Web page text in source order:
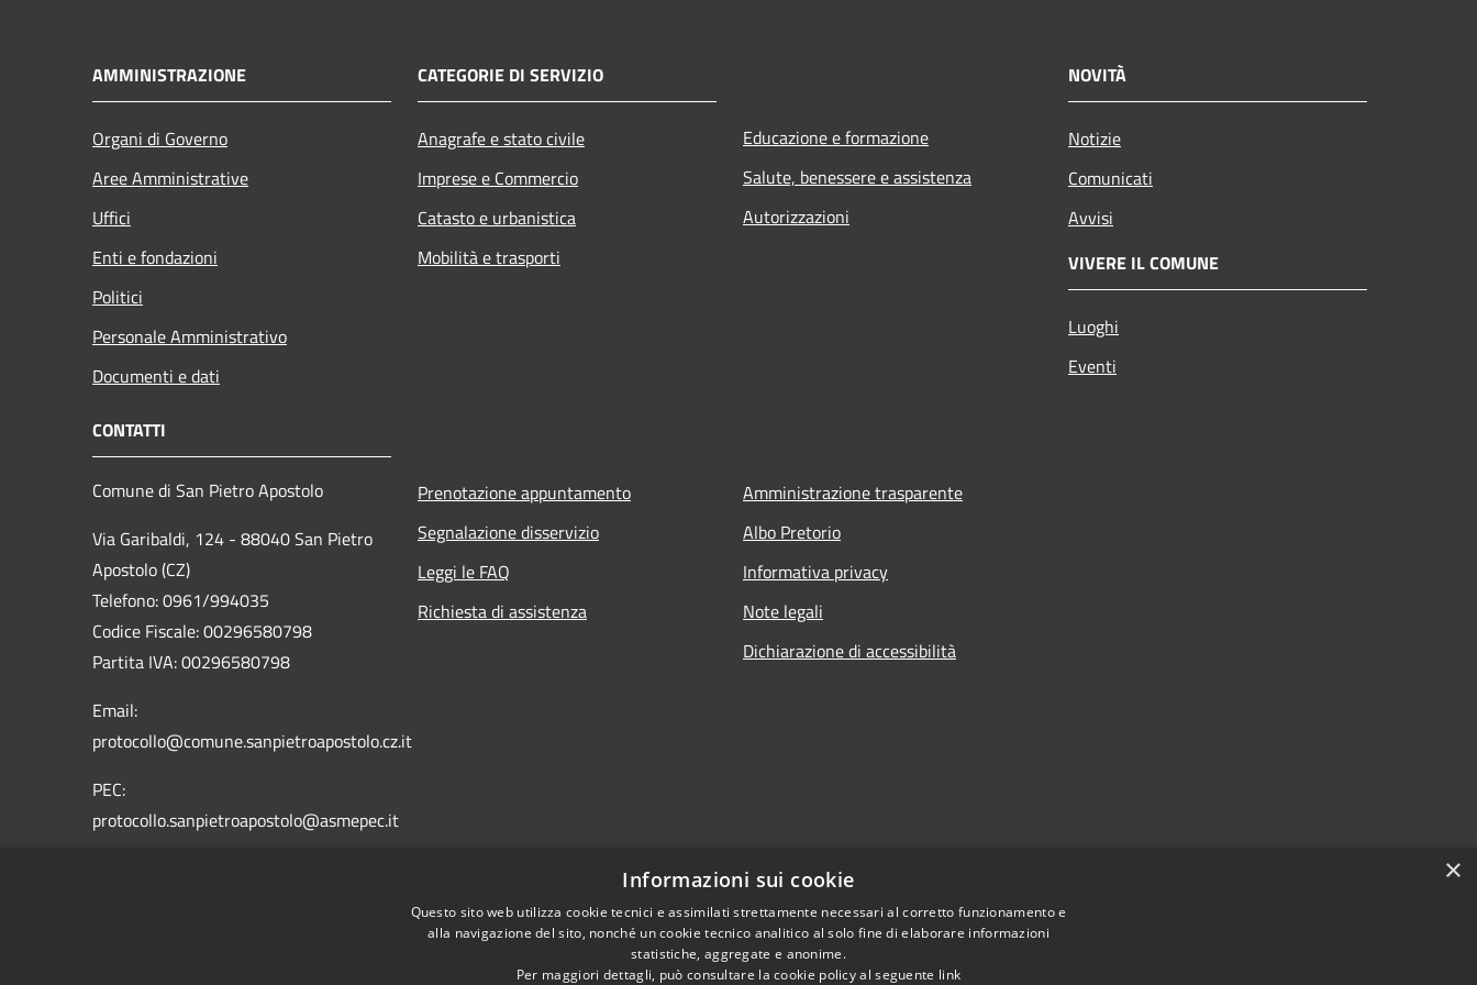
AMMINISTRAZIONE
Organi di Governo
Aree Amministrative
Uffici
Enti e fondazioni
Politici
Personale Amministrativo
Documenti e dati
CATEGORIE DI SERVIZIO
Anagrafe e stato civile
Imprese e Commercio
Catasto e urbanistica
Mobilità e trasporti
Educazione e formazione
Salute, benessere e assistenza
Autorizzazioni
NOVITÀ
Notizie
Comunicati
Avvisi
VIVERE IL COMUNE
Luoghi
Eventi
CONTATTI
Comune di San Pietro Apostolo
Via Garibaldi, 124 - 88040 San Pietro
Apostolo (CZ)
Telefono: 0961/994035
Codice Fiscale: 00296580798
Partita IVA: 00296580798
Email:
protocollo@comune.sanpietroapostolo.cz.it
PEC:
protocollo.sanpietroapostolo@asmepec.it
Prenotazione appuntamento
Segnalazione disservizio
Leggi le FAQ
Richiesta di assistenza
Amministrazione trasparente
Albo Pretorio
Informativa privacy
Note legali
Dichiarazione di accessibilità
×
Informazioni sui cookie
Questo sito web utilizza cookie tecnici e assimilati strettamente necessari al corretto funzionamento e
alla navigazione del sito, nonché un cookie tecnico analitico al solo fine di elaborare informazioni
statistiche, aggregate e anonime.
Per maggiori dettagli, può consultare la cookie policy al seguente link